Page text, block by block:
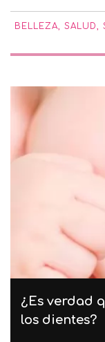
BELLEZA, SALUD,
¿Es verdad
los dientes?